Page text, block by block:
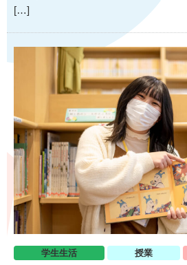
[…]
学生生活 授業